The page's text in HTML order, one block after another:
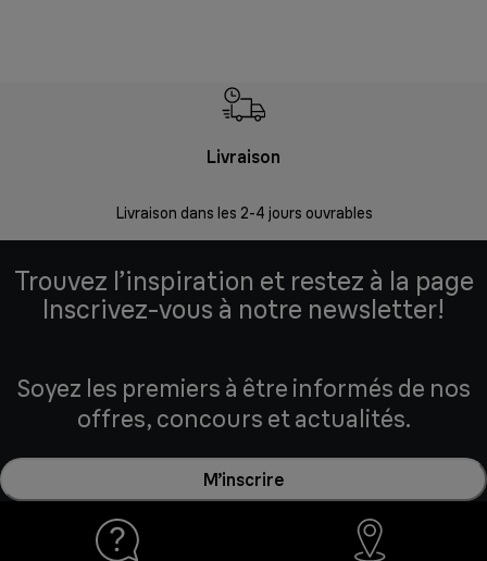
Livraison
Livraison dans les 2-4 jours ouvrables
Trouvez l’inspiration et restez à la page
Inscrivez-vous à notre newsletter!
Soyez les premiers à être informés de nos
offres, concours et actualités.
M’inscrire